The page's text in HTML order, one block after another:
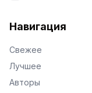
Навигация
Свежее
Лучшее
Авторы